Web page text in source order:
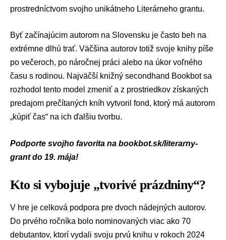
prostredníctvom svojho unikátneho Literárneho grantu.
Byť začínajúcim autorom na Slovensku je často beh na
extrémne dlhú trať. Väčšina autorov totiž svoje knihy píše
po večeroch, po náročnej práci alebo na úkor voľného
času s rodinou. Najväčší knižný secondhand Bookbot sa
rozhodol tento model zmeniť a z prostriedkov získaných
predajom prečítaných kníh vytvoril fond, ktorý má autorom
„kúpiť čas“ na ich ďalšiu tvorbu.
Podporte svojho favorita na bookbot.sk/literarny-
grantdo 19. mája!
Kto si vybojuje „tvorivé prázdniny“?
V hre je celková podpora pre dvoch nádejných autorov.
Do prvého ročníka bolo nominovaných viac ako 70
debutantov, ktorí vydali svoju prvú knihu v rokoch 2024